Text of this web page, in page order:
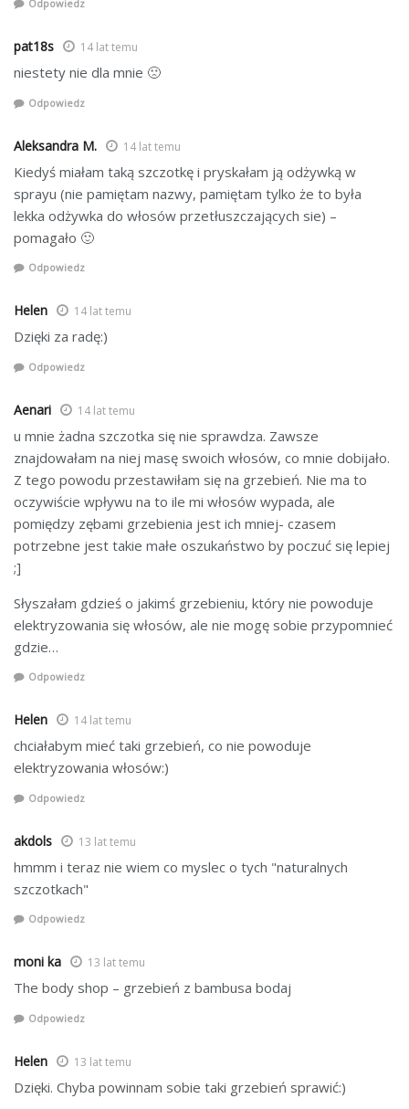
Odpowiedz
pat18s 14 lat temu
niestety nie dla mnie 🙁
Odpowiedz
Aleksandra M. 14 lat temu
Kiedyś miałam taką szczotkę i pryskałam ją odżywką w
sprayu (nie pamiętam nazwy, pamiętam tylko że to była
lekka odżywka do włosów przetłuszczających sie) –
pomagało 🙂
Odpowiedz
Helen 14 lat temu
Dzięki za radę:)
Odpowiedz
Aenari 14 lat temu
u mnie żadna szczotka się nie sprawdza. Zawsze
znajdowałam na niej masę swoich włosów, co mnie dobijało.
Z tego powodu przestawiłam się na grzebień. Nie ma to
oczywiście wpływu na to ile mi włosów wypada, ale
pomiędzy zębami grzebienia jest ich mniej- czasem
potrzebne jest takie małe oszukaństwo by poczuć się lepiej
;]
Słyszałam gdzieś o jakimś grzebieniu, który nie powoduje
elektryzowania się włosów, ale nie mogę sobie przypomnieć
gdzie…
Odpowiedz
Helen 14 lat temu
chciałabym mieć taki grzebień, co nie powoduje
elektryzowania włosów:)
Odpowiedz
akdols 13 lat temu
hmmm i teraz nie wiem co myslec o tych "naturalnych
szczotkach"
Odpowiedz
moni ka 13 lat temu
The body shop – grzebień z bambusa bodaj
Odpowiedz
Helen 13 lat temu
Dzięki. Chyba powinnam sobie taki grzebień sprawić:)